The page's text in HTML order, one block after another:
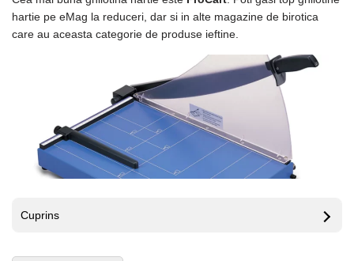
hartie pe eMag la reduceri, dar si in alte magazine de birotica
care au aceasta categorie de produse ieftine.
Cuprins